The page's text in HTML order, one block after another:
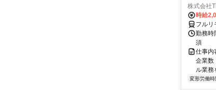
株式会社
時給
フルリ
勤務時
須
仕事内
企業数
ル業務
変形労働時